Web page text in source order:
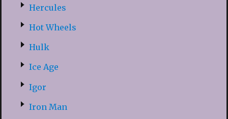
Hercules
Hot Wheels
Hulk
Ice Age
Igor
Iron Man